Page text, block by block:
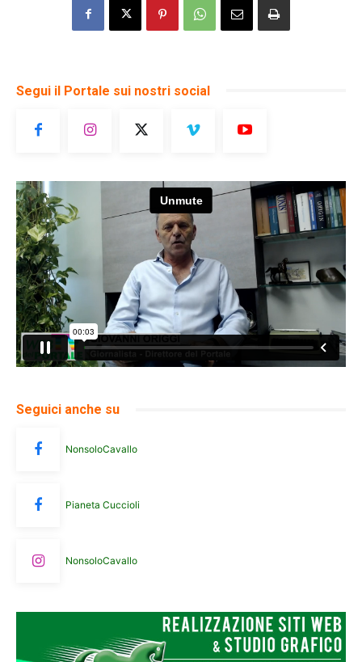
Segui il Portale sui nostri social
Seguici anche su
NonsoloCavallo
Pianeta Cuccioli
NonsoloCavallo